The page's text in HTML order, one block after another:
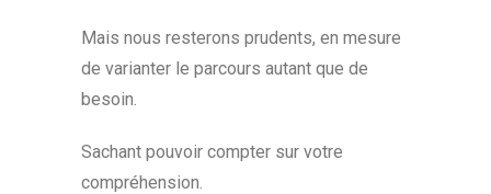
Mais nous resterons prudents, en mesure
de varianter le parcours autant que de
besoin.
Sachant pouvoir compter sur votre
compréhension.